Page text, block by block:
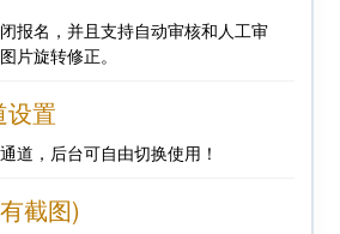
报名，并且支持自动审核和人工审
片旋转修正。
设置
道，后台可自由切换使用！
截图)